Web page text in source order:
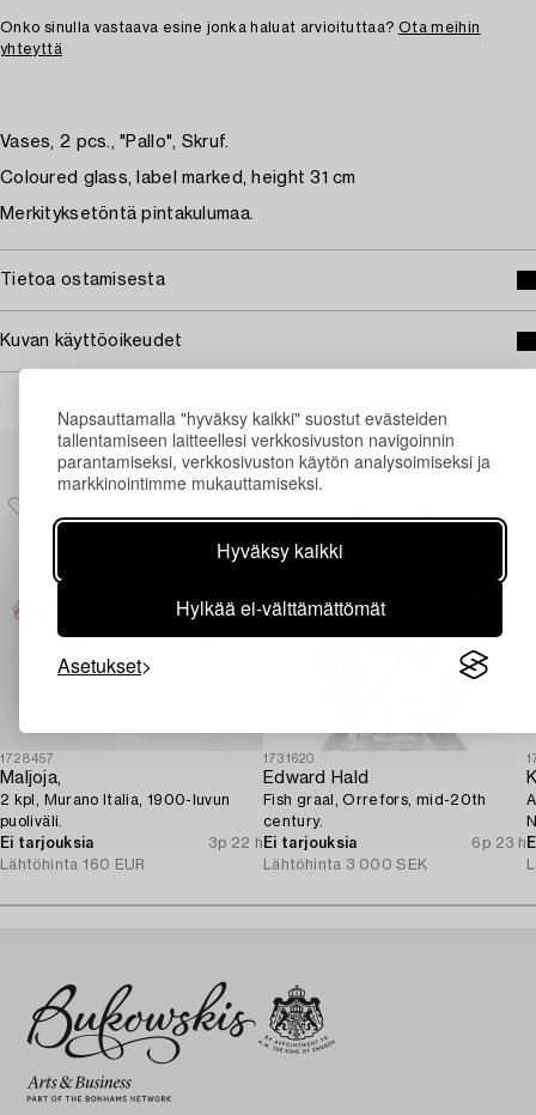
Napsauttamalla "hyväksy kaikki" suostut evästeiden
tallentamiseen laitteellesi verkkosivuston navigoinnin
parantamiseksi, verkkosivuston käytön analysoimiseksi ja
markkinointimme mukauttamiseksi.
Hyväksy kaikki
Hylkää ei-välttämättömät
Asetukset
Onko sinulla vastaava esine jonka haluat arvioituttaa? Ota meihin
yhteyttä
Vases, 2 pcs., "Pallo", Skruf.
Coloured glass, label marked, height 31 cm
Merkityksetöntä pintakulumaa.
Tietoa ostamisesta
Kuvan käyttöoikeudet
Muiden katsomia kohteita
1728457
Maljoja,
2 kpl, Murano Italia, 1900-luvun
puoliväli.
Ei tarjouksia
3p 22 h
Lähtöhinta 160 EUR
1731620
Edward Hald
Fish graal, Orrefors, mid-20th
century.
Ei tarjouksia
6p 23 h
Lähtöhinta 3 000 SEK